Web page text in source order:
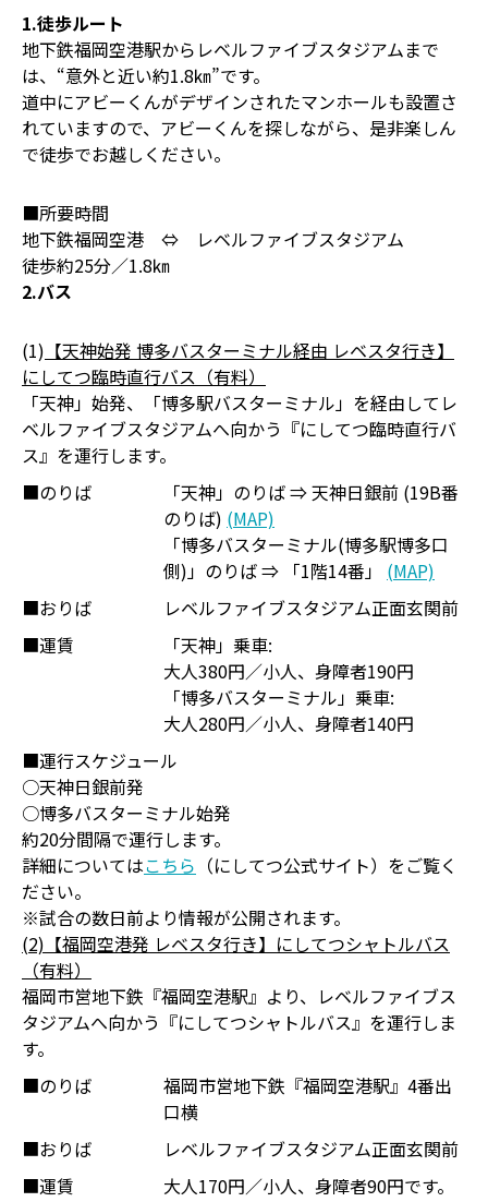
1.徒歩ルート
地下鉄福岡空港駅からレベルファイブスタジアムまで
は、“意外と近い約1.8㎞”です。
道中にアビーくんがデザインされたマンホールも設置さ
れていますので、アビーくんを探しながら、是非楽しん
で徒歩でお越しください。
■所要時間
地下鉄福岡空港 ⇔ レベルファイブスタジアム
徒歩約25分／1.8㎞
2.バス
(1) 【天神始発 博多バスターミナル経由 レベスタ行き】
にしてつ臨時直行バス（有料）
「天神」始発、「博多駅バスターミナル」を経由してレ
ベルファイブスタジアムへ向かう『にしてつ臨時直行バ
ス』を運行します。
■のりば
「天神」のりば ⇒ 天神日銀前 (19B番
のりば) (MAP)
「博多バスターミナル(博多駅博多口
側)」のりば ⇒ 「1階14番」 (MAP)
■おりば
レベルファイブスタジアム正面玄関前
■運賃
「天神」乗車:
大人380円／小人、身障者190円
「博多バスターミナル」乗車:
大人280円／小人、身障者140円
■運行スケジュール
○天神日銀前発
○博多バスターミナル始発
約20分間隔で運行します。
詳細についてはこちら （にしてつ公式サイト）をご覧く
ださい。
※試合の数日前より情報が公開されます。
(2)【福岡空港発 レベスタ行き】にしてつシャトルバス
（有料）
福岡市営地下鉄『福岡空港駅』より、レベルファイブス
タジアムへ向かう『にしてつシャトルバス』を運行しま
す。
■のりば
福岡市営地下鉄『福岡空港駅』4番出
口横
■おりば
レベルファイブスタジアム正面玄関前
■運賃
大人170円／小人、身障者90円です。